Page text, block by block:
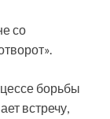
со
борьбы
встречу,